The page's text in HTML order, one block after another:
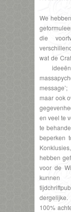
We
die
wat de
maar ook
en veel te
te
beperken
hebben
voor de
kunnen
100%